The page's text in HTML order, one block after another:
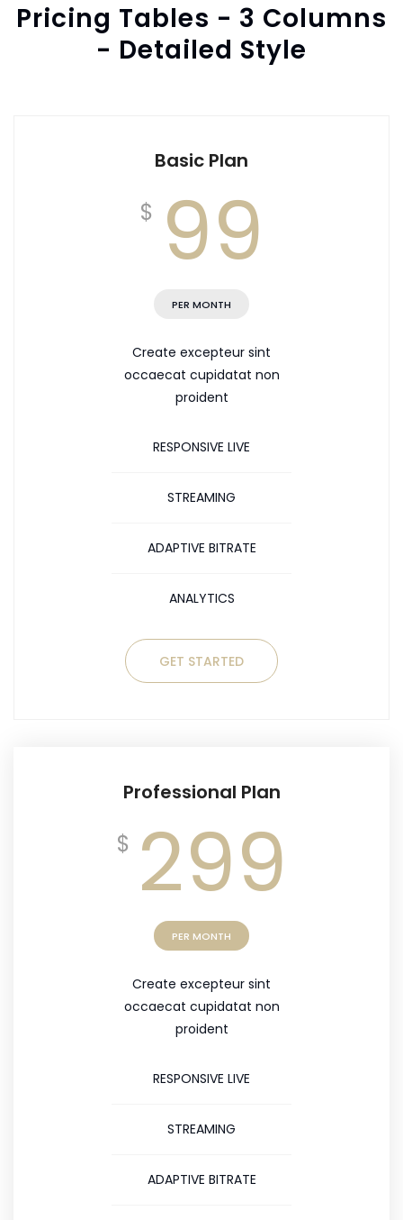
Pricing Tables - 3 Columns
- Detailed Style
Basic Plan
$ 99
PER MONTH
Create excepteur sint
occaecat cupidatat non
proident
RESPONSIVE LIVE
STREAMING
ADAPTIVE BITRATE
ANALYTICS
GET STARTED
Professional Plan
$ 299
PER MONTH
Create excepteur sint
occaecat cupidatat non
proident
RESPONSIVE LIVE
STREAMING
ADAPTIVE BITRATE